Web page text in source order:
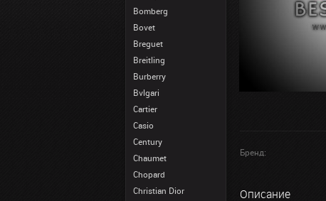
Bomberg
Bovet
Breguet
Breitling
Burberry
Bvlgari
Cartier
Casio
Century
Chaumet
Chopard
Christian Dior
Бренд:
Описание